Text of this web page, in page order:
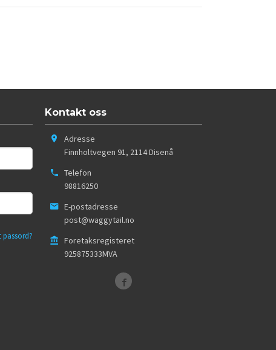
passord?
Kontakt oss
Adresse
Finnholtvegen 91, 2114Disenå
Telefon
98816250
E-postadresse
post@waggytail.no
Foretaksregisteret
925875333MVA